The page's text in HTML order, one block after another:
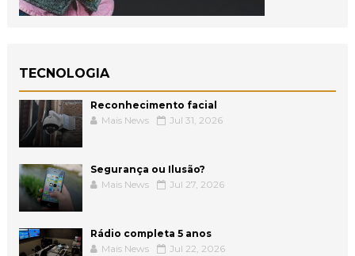
TECNOLOGIA
Reconhecimento facial
Mais News
Jul 31, 2026
Segurança ou Ilusão?
Mais News
Jul 27, 2026
Rádio completa 5 anos
Mais News
Jul 22, 2026